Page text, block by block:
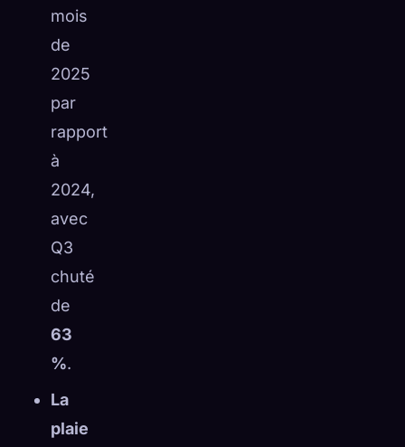
mois
de
2025
par
rapport
à
2024,
avec
Q3
chuté
de
63
%.
La
plaie